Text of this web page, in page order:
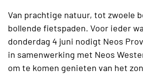
Van prachtige natuur, tot zwoele
bollende fietspaden. Voor ieder
donderdag 4 juni nodigt Neos
in samenwerking met Neos
om te komen genieten van het